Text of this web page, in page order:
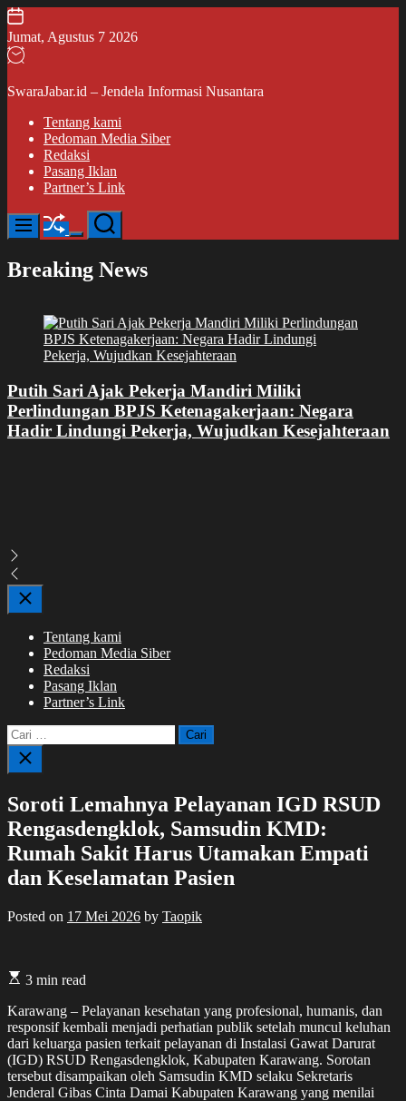
Skip
to
content
Jumat, Agustus 7 2026
SwaraJabar.id – Jendela Informasi Nusantara
Tentang kami
Pedoman Media Siber
Redaksi
Pasang Iklan
Partner’s Link
Menu Shuffle
Switch
mode
Search
Breaking News
Putih Sari Ajak Pekerja Mandiri Miliki
Perlindungan BPJS Ketenagakerjaan: Negara
Hadir Lindungi Pekerja, Wujudkan Kesejahteraan
Close
Tentang kami
Pedoman Media Siber
Redaksi
Pasang Iklan
Partner’s Link
Cari
untuk:
Close
search
Soroti Lemahnya Pelayanan IGD RSUD
Rengasdengklok, Samsudin KMD:
Rumah Sakit Harus Utamakan Empati
dan Keselamatan Pasien
Posted on 17 Mei 2026 by Taopik
3 min read
Karawang – Pelayanan kesehatan yang profesional, humanis, dan
responsif kembali menjadi perhatian publik setelah muncul keluhan
dari keluarga pasien terkait pelayanan di Instalasi Gawat Darurat
(IGD) RSUD Rengasdengklok, Kabupaten Karawang. Sorotan
tersebut disampaikan oleh Samsudin KMD selaku Sekretaris
Jenderal Gibas Cinta Damai Kabupaten Karawang yang menilai